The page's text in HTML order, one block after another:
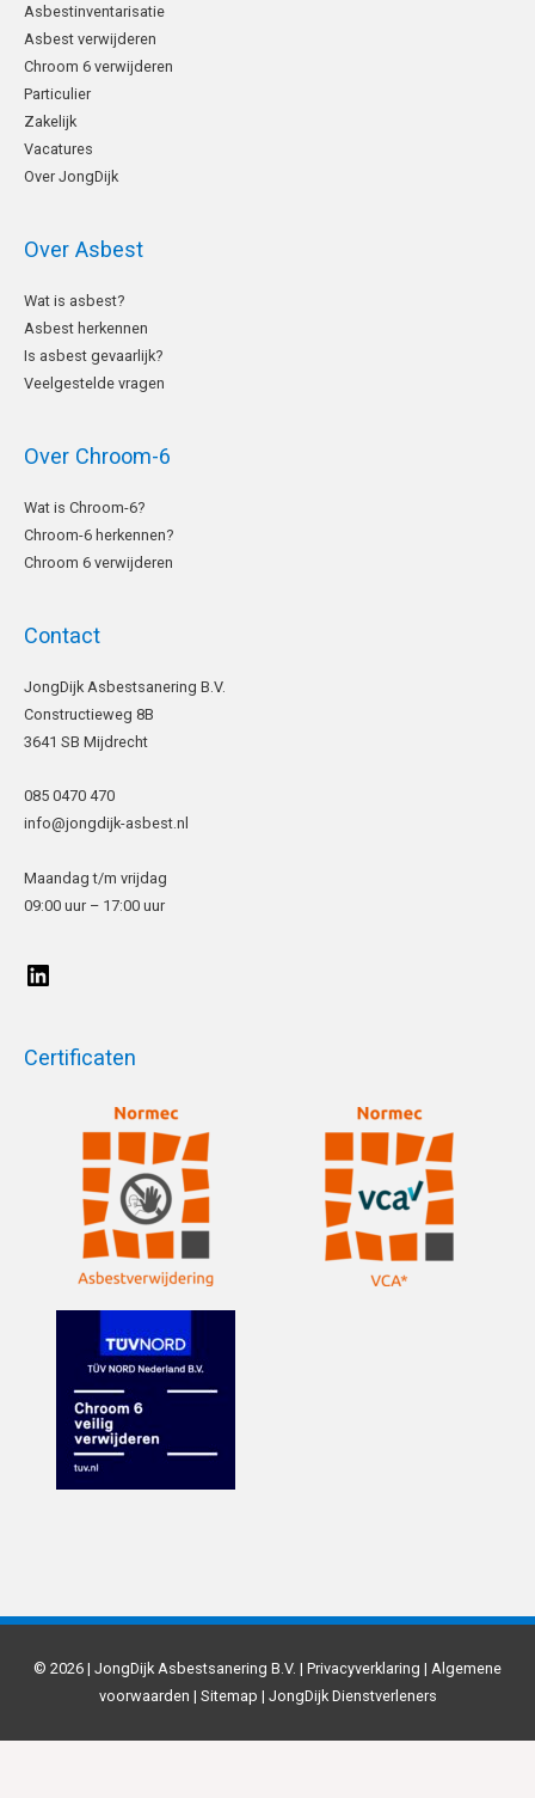
Asbestinventarisatie
Asbest verwijderen
Chroom 6 verwijderen
Particulier
Zakelijk
Vacatures
Over JongDijk
Over Asbest
Wat is asbest?
Asbest herkennen
Is asbest gevaarlijk?
Veelgestelde vragen
Over Chroom-6
Wat is Chroom-6?
Chroom-6 herkennen?
Chroom 6 verwijderen
Contact
JongDijk Asbestsanering B.V.
Constructieweg 8B
3641 SB Mijdrecht
085 0470 470
info@jongdijk-asbest.nl
Maandag t/m vrijdag
09:00 uur – 17:00 uur
LinkedIn
Certificaten
© 2026 | JongDijk Asbestsanering B.V. | Privacyverklaring | Algemene
voorwaarden | Sitemap | JongDijk Dienstverleners